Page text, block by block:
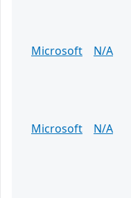
Microsoft
N/A
Microsoft
N/A